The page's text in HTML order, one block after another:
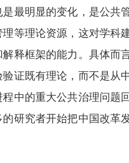
最明显的变化，是公共
等理论资源，这对学科
释框架的能力。具体而
证既有理论，而不是从
中的重大公共治理问题
研究者开始把中国改革